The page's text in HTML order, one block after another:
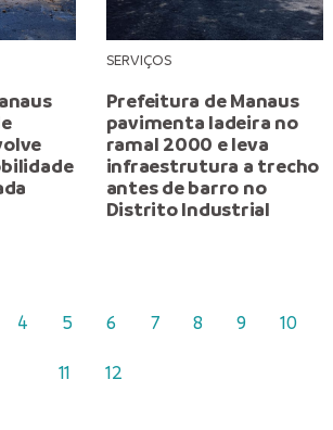
SERVIÇOS
Prefeitura de Manaus
pavimenta ladeira no
ramal 2000 e leva
infraestrutura a trecho
antes de barro no
Distrito Industrial
4 5 6 7 8 9 10
11 12